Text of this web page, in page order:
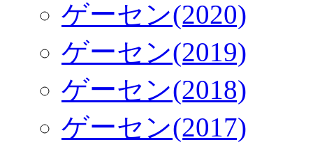
ゲーセン(2020)
ゲーセン(2019)
ゲーセン(2018)
ゲーセン(2017)